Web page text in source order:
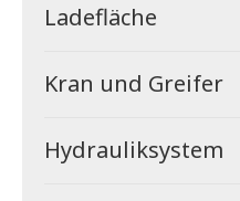
Ladefläche
Kran und Greifer
Hydrauliksystem